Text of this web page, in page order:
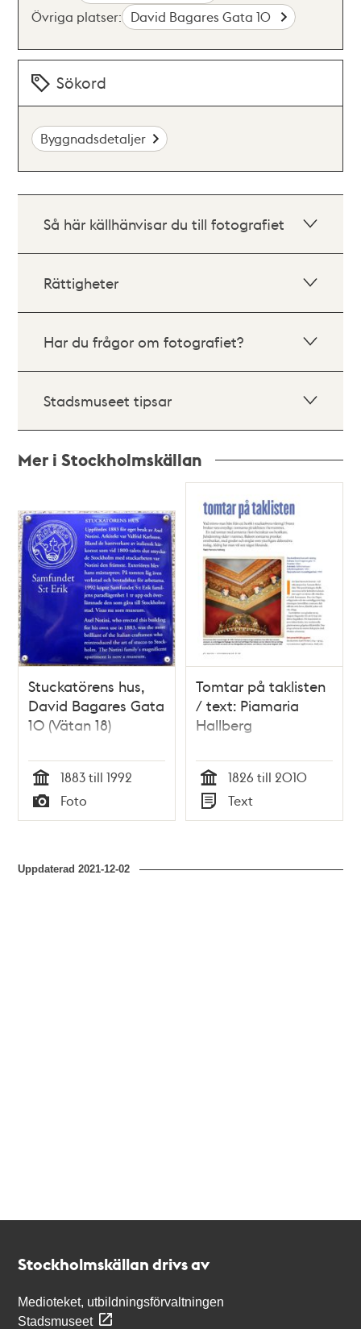
Övriga platser: David Bagares Gata 10
Sökord
Byggnadsdetaljer
Så här källhänvisar du till fotografiet
Rättigheter
Har du frågor om fotografiet?
Stadsmuseet tipsar
Mer i Stockholmskällan
poster
och
teman
Stuckatörens hus,
David Bagares Gata
10 (Vätan 18)
Tid
1883 till 1992
Typ
Foto
Tomtar på taklisten
/ text: Piamaria
Hallberg
Tid
1826 till 2010
Typ
Text
Uppdaterad2021-12-02
Stockholmskällan drivs av
Medioteket, utbildningsförvaltningen
Stadsmuseet